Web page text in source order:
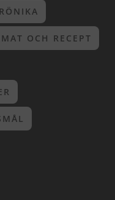
MAT OCH RECEPT